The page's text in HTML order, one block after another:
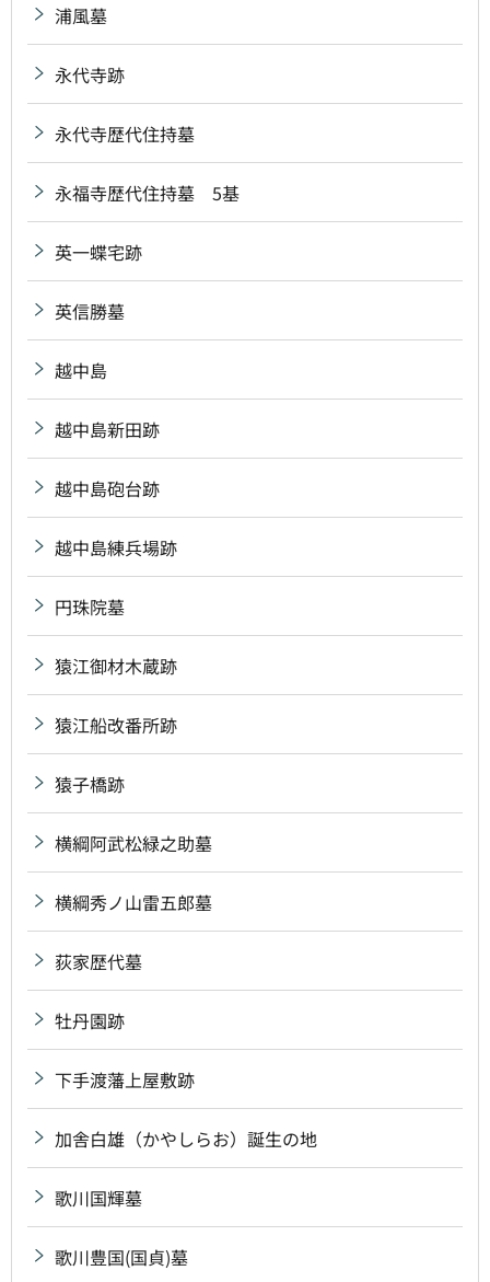
浦風墓
永代寺跡
永代寺歴代住持墓
永福寺歴代住持墓 5基
英一蝶宅跡
英信勝墓
越中島
越中島新田跡
越中島砲台跡
越中島練兵場跡
円珠院墓
猿江御材木蔵跡
猿江船改番所跡
猿子橋跡
横綱阿武松緑之助墓
横綱秀ノ山雷五郎墓
荻家歴代墓
牡丹園跡
下手渡藩上屋敷跡
加舎白雄（かやしらお）誕生の地
歌川国輝墓
歌川豊国(国貞)墓